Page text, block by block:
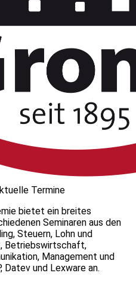
Termine
bietet ein breites
Seminaren aus den
Steuern, Lohn und
Betriebswirtschaft,
Management und
Datev und Lexware an.